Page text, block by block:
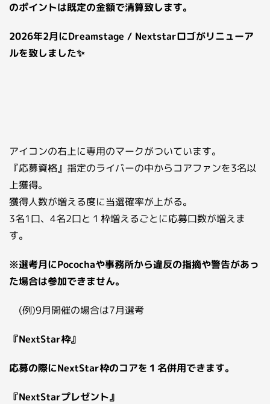
のポイントは既定の金額で清算致します。
2026年2月にDreamstage / Nextstarロゴがリニューア
ルを致しました✨
アイコンの右上に専用のマークがついています。
『応募資格』指定のライバーの中からコアファンを3名以
上獲得。
獲得人数が増える度に当選確率が上がる。
3名1口、4名2口と１枠増えるごとに応募口数が増えま
す。
※選考月にPocochaや事務所から違反の指摘や警告があっ
た場合は参加できません。
(例)9月開催の場合は7月選考
『NextStar枠』
応募の際にNextStar枠のコアを１名併用できます。
『NextStarプレゼント』